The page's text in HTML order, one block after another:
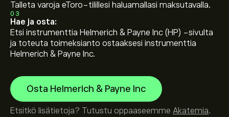
Talleta varoja eToro-tilillesi haluamallasi maksutavalla.
03
Hae ja osta:
Etsi instrumenttia Helmerich & Payne Inc (HP) -sivulta
ja toteuta toimeksianto ostaaksesi instrumenttia
Helmerich & Payne Inc.
Osta Helmerich & Payne Inc
Etsitkö lisätietoja? Tutustu oppaaseemme Akatemia.